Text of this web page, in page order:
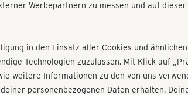
Werbepartnern zu messen und auf
in den Einsatz aller Cookies und
Technologien zuzulassen. Mit Klick auf
weitere Informationen zu den von uns
personenbezogenen Daten erhalten.